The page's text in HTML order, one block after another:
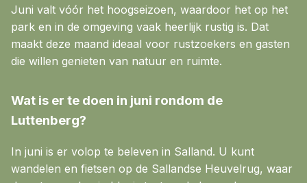
Juni valt vóór het hoogseizoen, waardoor het op het
park en in de omgeving vaak heerlijk rustig is. Dat
maakt deze maand ideaal voor rustzoekers en gasten
die willen genieten van natuur en ruimte.
Wat is er te doen in juni rondom de
Luttenberg?
In juni is er volop te beleven in Salland. U kunt
wandelen en fietsen op de Sallandse Heuvelrug, waar